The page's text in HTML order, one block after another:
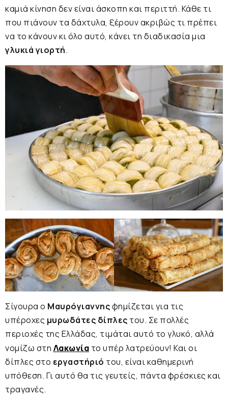
καμιά κίνηση δεν είναι άσκοπη και περιττή. Κάθε τι
που πιάνουν τα δάχτυλα, ξέρουν ακριβώς τι πρέπει
να το κάνουν κι όλο αυτό, κάνει τη διαδικασία μια
γλυκιά γιορτή.
Σίγουρα ο Μαυρόγιαννηςφημίζεται για τις
υπέροχες μυρωδάτες δίπλες του. Σε πολλές
περιοχές της Ελλάδας, τιμάται αυτό το γλυκό, αλλά
νομίζω στη Λακωνία το υπέρ λατρεύουν! Και οι
δίπλες στο εργαστήριό του, είναι καθημερινή
υπόθεση. Γι αυτό θα τις γευτείς, πάντα φρέσκιες και
τραγανές.